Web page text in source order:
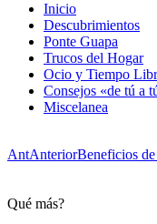
Inicio
Descubrimientos
Ponte Guapa
Trucos del Hogar
Ocio y Tiempo
Consejos «de tú a
Miscelanea
AntAnteriorBeneficios de
Qué más?